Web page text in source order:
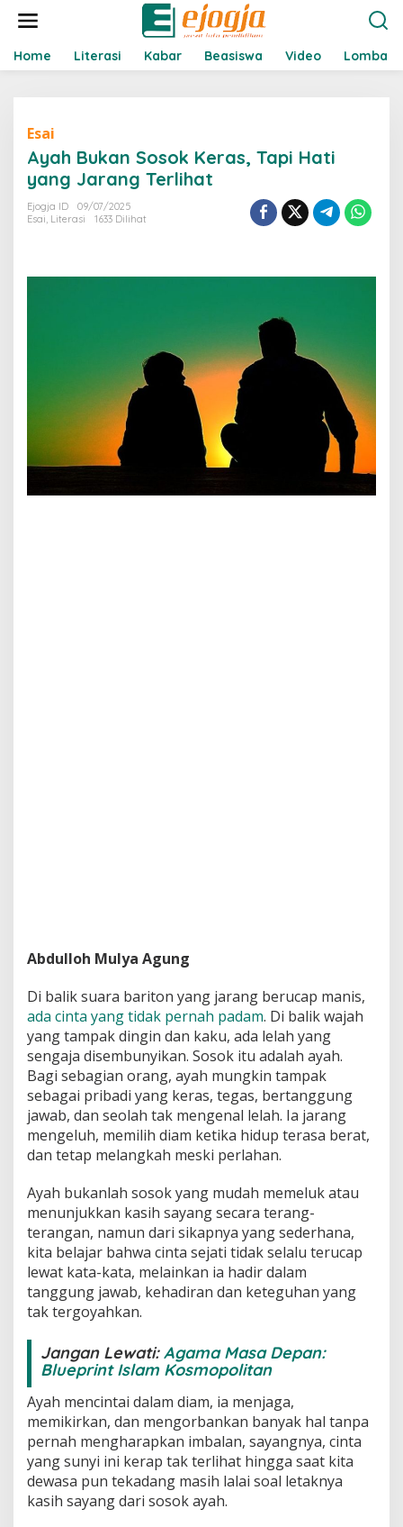
t
Home Literasi Kabar Beasiswa Video Lomba
Esai
Ayah Bukan Sosok Keras, Tapi Hati
yang Jarang Terlihat
Ejogja ID
09/07/2025
Esai, Literasi 1633 Dilihat
Abdulloh Mulya Agung
Di balik suara bariton yang jarang berucap manis,
ada cinta yang tidak pernah padam. Di balik wajah
yang tampak dingin dan kaku, ada lelah yang
sengaja disembunyikan. Sosok itu adalah ayah.
Bagi sebagian orang, ayah mungkin tampak
sebagai pribadi yang keras, tegas, bertanggung
jawab, dan seolah tak mengenal lelah. Ia jarang
mengeluh, memilih diam ketika hidup terasa berat,
dan tetap melangkah meski perlahan.
Ayah bukanlah sosok yang mudah memeluk atau
menunjukkan kasih sayang secara terang-
terangan, namun dari sikapnya yang sederhana,
kita belajar bahwa cinta sejati tidak selalu terucap
lewat kata-kata, melainkan ia hadir dalam
tanggung jawab, kehadiran dan keteguhan yang
tak tergoyahkan.
Jangan Lewati:Agama Masa Depan:
Blueprint Islam Kosmopolitan
Ayah mencintai dalam diam, ia menjaga,
memikirkan, dan mengorbankan banyak hal tanpa
pernah mengharapkan imbalan, sayangnya, cinta
yang sunyi ini kerap tak terlihat hingga saat kita
dewasa pun tekadang masih lalai soal letaknya
kasih sayang dari sosok ayah.